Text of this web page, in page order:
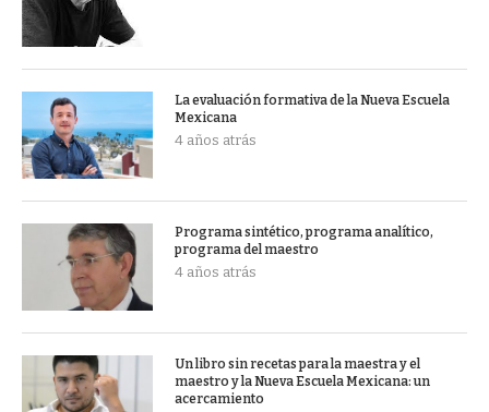
La evaluación formativa de la Nueva Escuela
Mexicana
4 años atrás
Programa sintético, programa analítico,
programa del maestro
4 años atrás
Un libro sin recetas para la maestra y el
maestro y la Nueva Escuela Mexicana: un
acercamiento